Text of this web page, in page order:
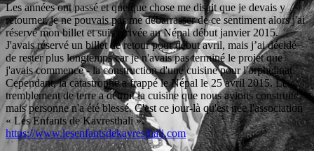
Les années ont passé et quelque chose me disait que je devais y
retourner, je ne pouvais pas me débarrasser de ce sentiment alors j'ai
réservé mon billet et suis arrivée au Népal début janvier 2015.
J'avais réservé un billet de retour pour début avril, mais j’ai décidé
de rester plus longtemps car je n'avais pas terminé le projet que
j'avais commencé - la construction d'une cuisine pour l'orphelinat.
Cependant, la catastrophe a frappé le Népal le 25 avril 2015. Le
tremblement de terre a détruit la cuisine que nous avions construite,
mais personne n'a été blessé. C'est ce jour-là qu'est née l'association
« Les Enfants de Kavresthali ».
https://www.lesenfantsdekavresthali.com